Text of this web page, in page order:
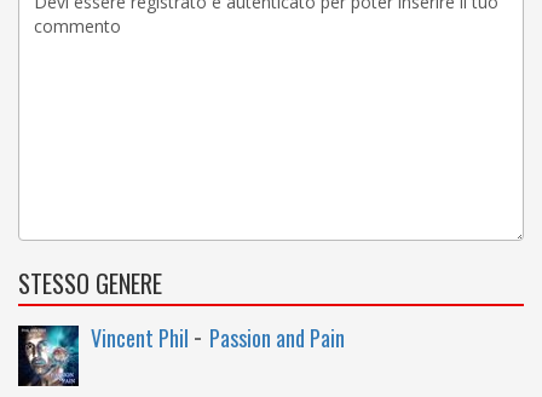
STESSO GENERE
Vincent Phil - Passion and Pain